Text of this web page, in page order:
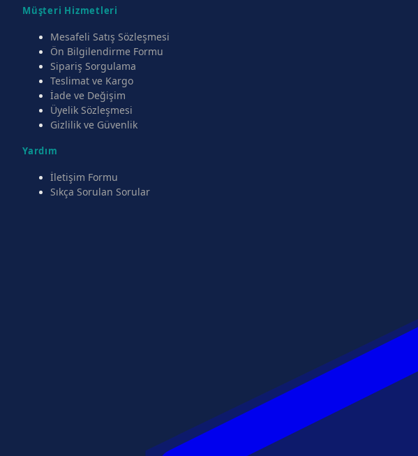
Müşteri Hizmetleri
Mesafeli Satış Sözleşmesi
Ön Bilgilendirme Formu
Sipariş Sorgulama
Teslimat ve Kargo
İade ve Değişim
Üyelik Sözleşmesi
Gizlilik ve Güvenlik
Yardım
İletişim Formu
Sıkça Sorulan Sorular